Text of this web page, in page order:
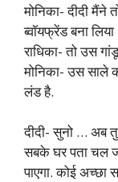
मोनिका- दीदी मैंने
ब्वॉयफ्रेंड बना लिया
राधिका- तो उस
मोनिका- उस साले
लंड है.
दीदी- सुनो … अब
सबके घर पता चल
पाएगा. कोई अच्छा